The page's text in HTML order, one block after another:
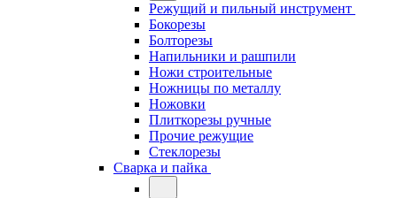
Режущий и пильный инструмент
Бокорезы
Болторезы
Напильники и рашпили
Ножи строительные
Ножницы по металлу
Ножовки
Плиткорезы ручные
Прочие режущие
Стеклорезы
Сварка и пайка